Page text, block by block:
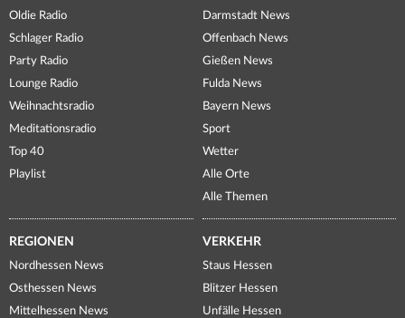
Oldie Radio
Schlager Radio
Party Radio
Lounge Radio
Weihnachtsradio
Meditationsradio
Top 40
Playlist
Darmstadt News
Offenbach News
Gießen News
Fulda News
Bayern News
Sport
Wetter
Alle Orte
Alle Themen
REGIONEN
Nordhessen News
Osthessen News
Mittelhessen News
VERKEHR
Staus Hessen
Blitzer Hessen
Unfälle Hessen